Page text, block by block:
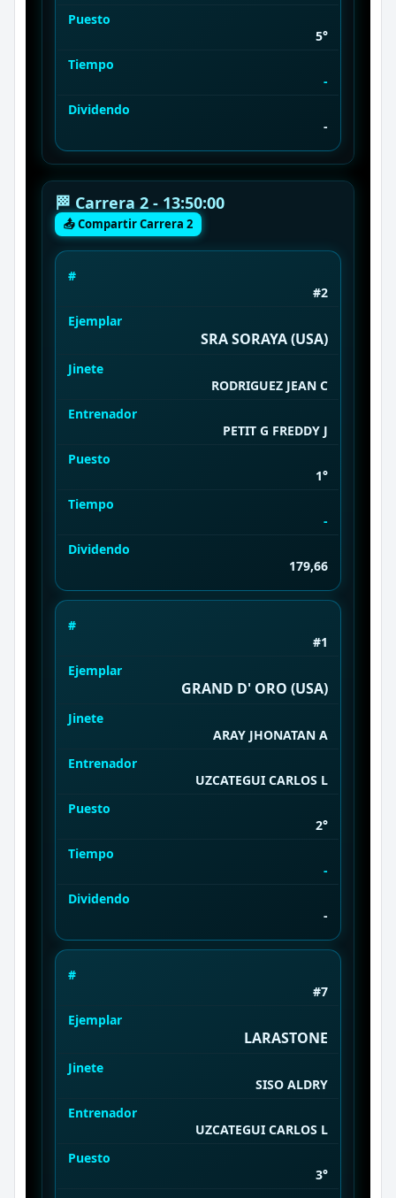
Puesto
5°
Tiempo
-
Dividendo
-
🏁 Carrera 2 - 13:50:00
📤 Compartir Carrera 2
#
#2
Ejemplar
SRA SORAYA (USA)
Jinete
RODRIGUEZ JEAN C
Entrenador
PETIT G FREDDY J
Puesto
1°
Tiempo
-
Dividendo
179,66
#
#1
Ejemplar
GRAND D' ORO (USA)
Jinete
ARAY JHONΑΤΑΝ Α
Entrenador
UZCATEGUI CARLOS L
Puesto
2°
Tiempo
-
Dividendo
-
#
#7
Ejemplar
LARASTONE
Jinete
SISO ALDRY
Entrenador
UZCATEGUI CARLOS L
Puesto
3°